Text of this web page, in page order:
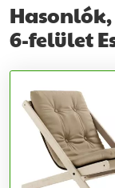
6-felület